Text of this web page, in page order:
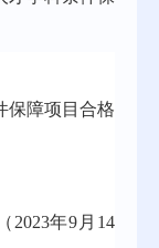
保障项目 合格
2023年9 月 14